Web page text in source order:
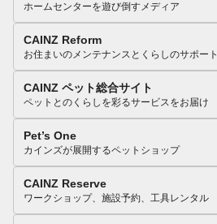
ホームセンターを遊び倒すメディア
CAINZ Reform
お住まいのメンテナンスとくらしのサポート
CAINZ ペット総合サイト
ペットとのくらしを彩るサービスをお届け
Pet’s One
カインズが展開するペットショップ
CAINZ Reserve
ワークショップ、施設予約、工具レンタル